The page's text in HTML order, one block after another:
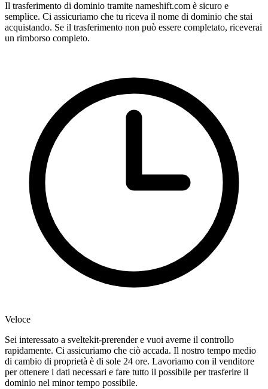
Il trasferimento di dominio tramite nameshift.com è sicuro e
semplice. Ci assicuriamo che tu riceva il nome di dominio che stai
acquistando. Se il trasferimento non può essere completato, riceverai
un rimborso completo.
Veloce
Sei interessato a sveltekit-prerender e vuoi averne il controllo
rapidamente. Ci assicuriamo che ciò accada. Il nostro tempo medio
di cambio di proprietà è di sole 24 ore. Lavoriamo con il venditore
per ottenere i dati necessari e fare tutto il possibile per trasferire il
dominio nel minor tempo possibile.